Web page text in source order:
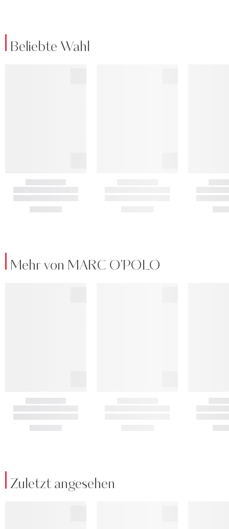
Beliebte Wahl
Mehr von MARC O'POLO
Zuletzt angesehen